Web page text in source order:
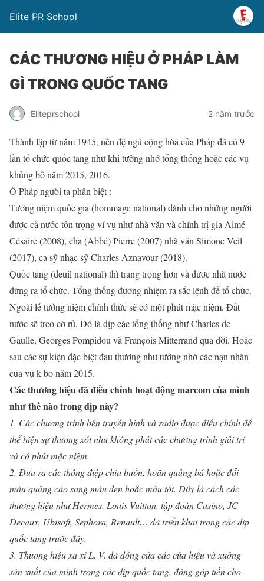
Elite PR School
CÁC THƯƠNG HIỆU Ở PHÁP LÀM
GÌ TRONG QUỐC TANG
Eliteprschool 2 năm trước
Thành lập từ năm 1945, nền đệ ngũ cộng hòa của Pháp đã có 9
lần tổ chức quốc tang như khi tưởng nhớ tổng thống hoặc các vụ
khủng bố năm 2015, 2016.
Ở Pháp người ta phân biệt :
Tưởng niệm quốc gia (hommage national) dành cho những người
được cả nước tôn trọng ví vụ như nhà văn và chính trị gia Aimé
Césaire (2008), cha (Abbé) Pierre (2007) nhà văn Simone Veil
(2017), ca sỹ nhạc sỹ Charles Aznavour (2018).
Quốc tang (deuil national) thì trang trọng hơn và được nhà nước
đứng ra tổ chức. Tổng thống đương nhiệm ra sắc lệnh để tổ chức.
Ngoài lễ tưởng niệm chính thức sẽ có một phút mặc niệm. Đất
nước sẽ treo cờ rủ. Đó là dịp các tổng thống như Charles de
Gaulle, Georges Pompidou và François Mitterrand qua đời. Hoặc
sau các sự kiện đặc biệt đau thương như tưởng nhớ các nạn nhân
của vụ k bo năm 2015.
Các thương hiệu đã điều chỉnh hoạt động marcom của mình
như thế nào trong dịp này?
1. Các chương trình bên truyền hình và radio được điều chỉnh để
thể hiện sự thương xót như không phát các chương trình giải trí
và có phút mặc niệm.
2. Đưa ra các thông điệp chia buồn, hoãn quảng bá hoặc đổi
màu quảng cáo sang màu đen hoặc màu tối. Đây là cách các
thương hiệu như Hermes, Louis Vuitton, tập đoàn Casino, JC
Decaux, Ubisoft, Sephora, Renault… đã triển khai trong các dịp
quốc tang trước đây.
3. Thương hiệu xa xỉ L. V. đã đóng cửa các cửa hiệu và xưởng
sản xuất của mình trong các dịp quốc tang, đóng góp tiền cho